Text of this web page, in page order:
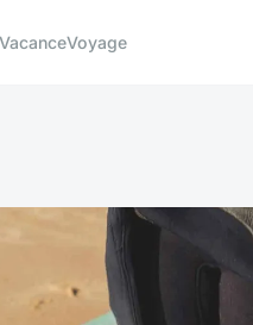
Voyage